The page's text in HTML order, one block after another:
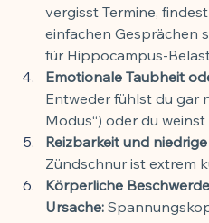
vergisst Termine,
einfachen Gesprächen
für Hippocampus-
Emotionale Taubheit
Entweder fühlst du gar
Modus“) oder du
Reizbarkeit und
Zündschnur ist extrem
Körperliche
Ursache: